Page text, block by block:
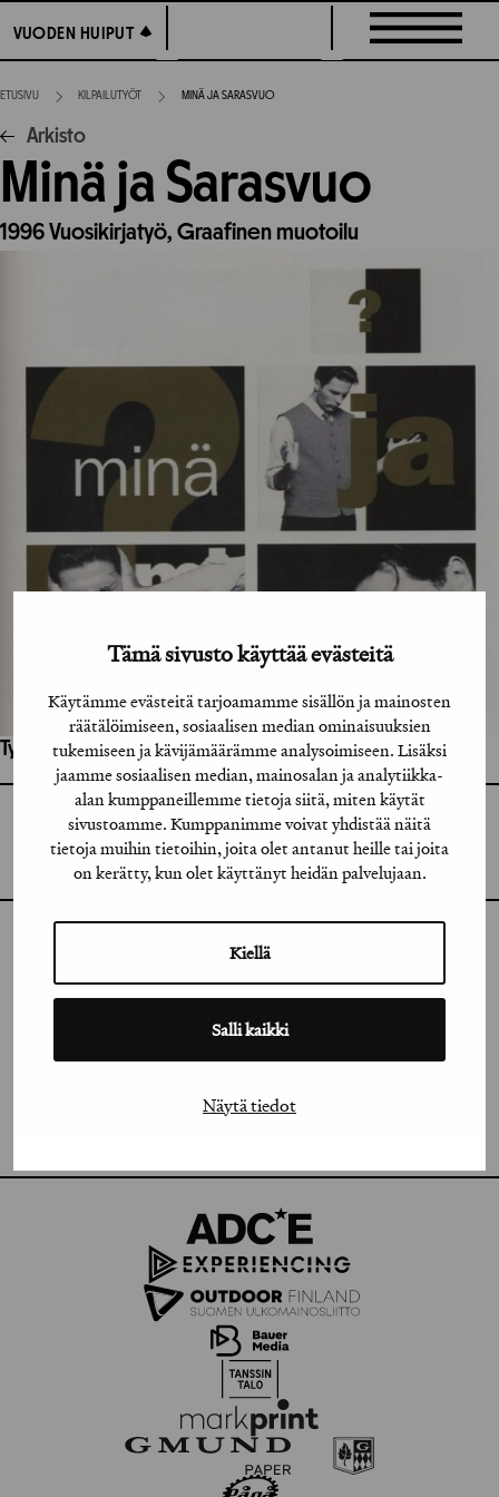
Tämä sivusto käyttää evästeitä
Käytämme evästeitä tarjoamamme sisällön ja mainosten
räätälöimiseen, sosiaalisen median ominaisuuksien
tukemiseen ja kävijämäärämme analysoimiseen. Lisäksi
jaamme sosiaalisen median, mainosalan ja analytiikka-
alan kumppaneillemme tietoja siitä, miten käytät
sivustoamme. Kumppanimme voivat yhdistää näitä
tietoja muihin tietoihin, joita olet antanut heille tai joita
on kerätty, kun olet käyttänyt heidän palvelujaan.
Kiellä
Salli kaikki
Näytä tiedot
suoraan
sisältöön
VUODEN HUIPUT
VUODEN HUIPUT
ETUSIVU KILPAILUTYÖT MINÄ JA SARASVUO
Arkisto
Minä ja Sarasvuo
1996Vuosikirjatyö, Graafinen muotoilu
Työhön osallistuneet henkilöt / tahot:
GRAFIA RY
GRAFIA(AT)GRAFIA.FI
UUDENMAANKATU 11 B 9,
00120 HELSINKI
INSTAGRAM
LINKEDIN
FACEBOOK